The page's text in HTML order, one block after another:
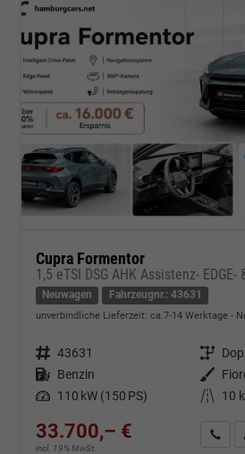
Cupra Formentor
1,5 eTSI DSG AHK Assistenz-
Neuwagen Fahrzeugnr.: 43631
unverbindliche Lieferzeit: ca.7-14 Werktage
Fahrzeugnr. 43631 Getriebe
Kraftstoff Benzin Außenfarbe
Leistung 110 kW (150 PS) Kilometerstand 10
33.700,– €
incl. 19% MwSt.